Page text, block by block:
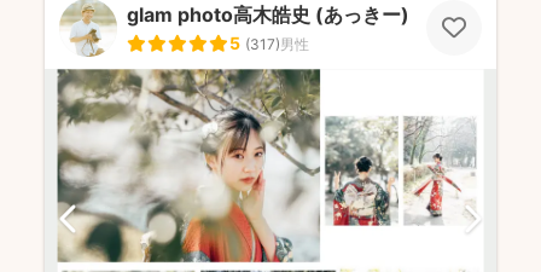
glam photo高木皓史 (あっきー)
5 (317)男性